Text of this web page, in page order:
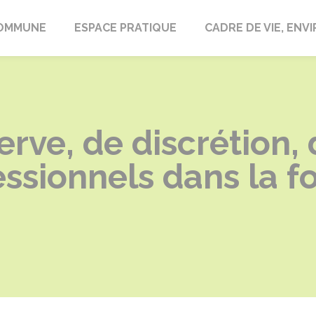
en-LignièresESPACE PRATIQUE CADRE DE VIE,
de
dans la